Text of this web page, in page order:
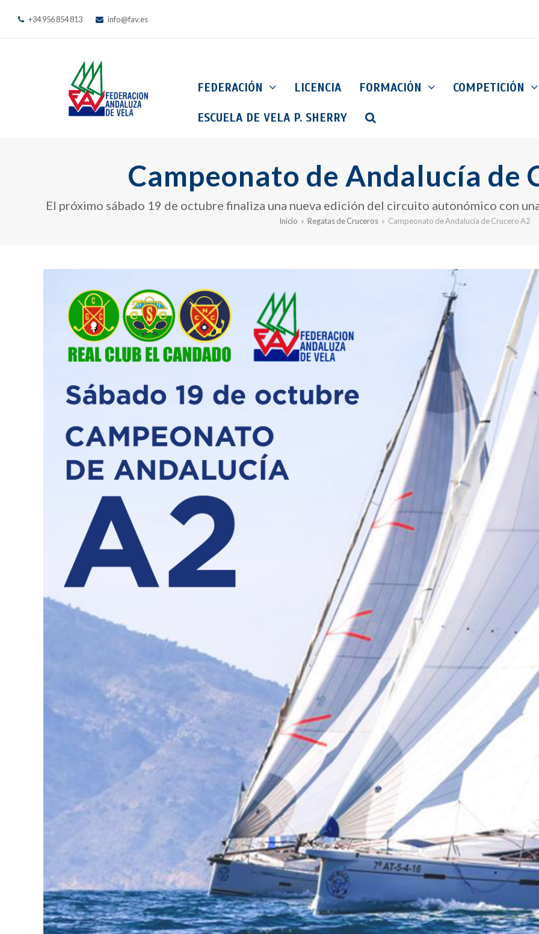
+34 956 854 813 info@fav.es
FEDERACIÓN LICENCIA FORMACIÓN COMPETICIÓN
ESCUELA DE VELA P. SHERRY
Campeonato de Andalucía de
El próximo sábado 19 de octubre finaliza una nueva edición del circuito autonómico con
Inicio » Regatas de Cruceros » Campeonato de Andalucía de Crucero A2